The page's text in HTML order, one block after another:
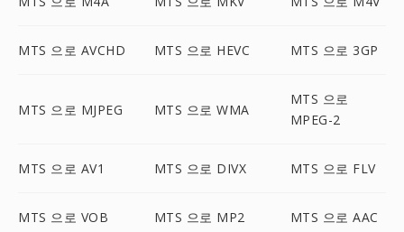
MTS 으로 AVCHD MTS 으로 HEVC MTS 으로 3GP
MTS 으로 MJPEG MTS 으로 WMA
MTS 으로
MPEG-2
MTS 으로 AV1 MTS 으로 DIVX MTS 으로 FLV
MTS 으로 VOB MTS 으로 MP2 MTS 으로 AAC